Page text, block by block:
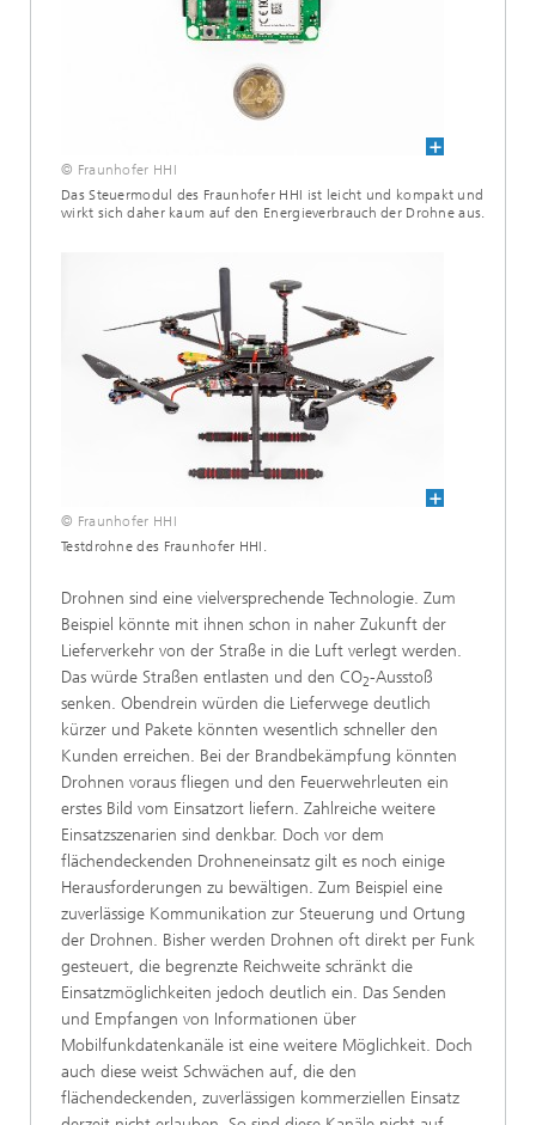
© Fraunhofer HHI
Das Steuermodul des Fraunhofer HHI ist leicht und kompakt und
wirkt sich daher kaum auf den Energieverbrauch der Drohne aus.
© Fraunhofer HHI
Testdrohne des Fraunhofer HHI.
Drohnen sind eine vielversprechende Technologie. Zum
Beispiel könnte mit ihnen schon in naher Zukunft der
Lieferverkehr von der Straße in die Luft verlegt werden.
Das würde Straßen entlasten und den CO2-Ausstoß
senken. Obendrein würden die Lieferwege deutlich
kürzer und Pakete könnten wesentlich schneller den
Kunden erreichen. Bei der Brandbekämpfung könnten
Drohnen voraus fliegen und den Feuerwehrleuten ein
erstes Bild vom Einsatzort liefern. Zahlreiche weitere
Einsatzszenarien sind denkbar. Doch vor dem
flächendeckenden Drohneneinsatz gilt es noch einige
Herausforderungen zu bewältigen. Zum Beispiel eine
zuverlässige Kommunikation zur Steuerung und Ortung
der Drohnen. Bisher werden Drohnen oft direkt per Funk
gesteuert, die begrenzte Reichweite schränkt die
Einsatzmöglichkeiten jedoch deutlich ein. Das Senden
und Empfangen von Informationen über
Mobilfunkdatenkanäle ist eine weitere Möglichkeit. Doch
auch diese weist Schwächen auf, die den
flächendeckenden, zuverlässigen kommerziellen Einsatz